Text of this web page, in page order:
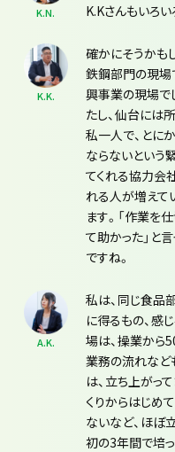
K.N.
K.Kさんもいろ
K.K.
確かにそうかも
鉄鋼部門の現場
興事業の現場で
たし、仙台には
私一人で、とに
ならないという
てくれる協力会
れる人が増えて
ます。「作業を
て助かった」と
ですね。
A.K.
私は、同じ食品
に得るもの、感
場は、操業から
業務の流れなど
は、立ち上がっ
くりからはじめ
ないなど、ほぼ
初の3年間で培